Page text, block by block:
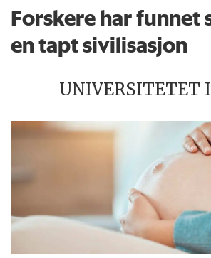
Forskere har funnet
en tapt sivilisasjon
UNIVERSITETET